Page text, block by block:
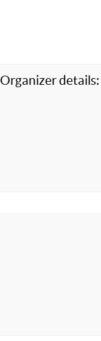
Organizer details: